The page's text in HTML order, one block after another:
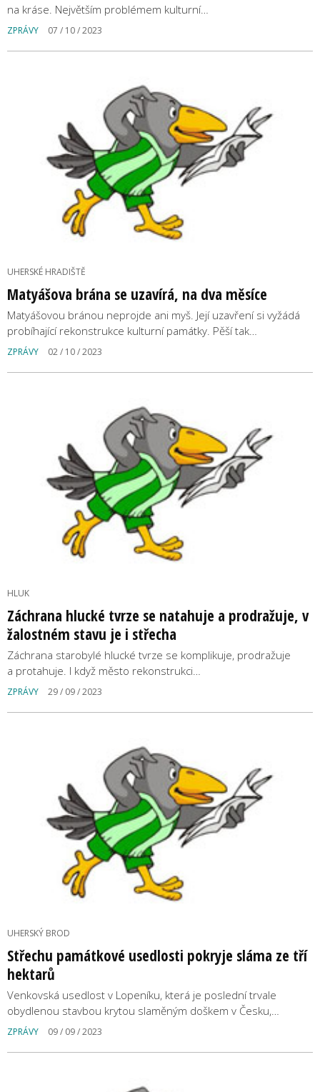
na kráse. Největším problémem kulturní…
ZPRÁVY 07 / 10 / 2023
UHERSKÉ HRADIŠTĚ
Matyášova brána se uzavírá, na dva měsíce
Matyášovou bránou neprojde ani myš. Její uzavření si vyžádá
probíhající rekonstrukce kulturní památky. Pěší tak…
ZPRÁVY 02 / 10 / 2023
HLUK
Záchrana hlucké tvrze se natahuje a prodražuje, v
žalostném stavu je i střecha
Záchrana starobylé hlucké tvrze se komplikuje, prodražuje
a protahuje. I když město rekonstrukci…
ZPRÁVY 29 / 09 / 2023
UHERSKÝ BROD
Střechu památkové usedlosti pokryje sláma ze tří
hektarů
Venkovská usedlost v Lopeníku, která je poslední trvale
obydlenou stavbou krytou slaměným doškem v Česku,…
ZPRÁVY 09 / 09 / 2023